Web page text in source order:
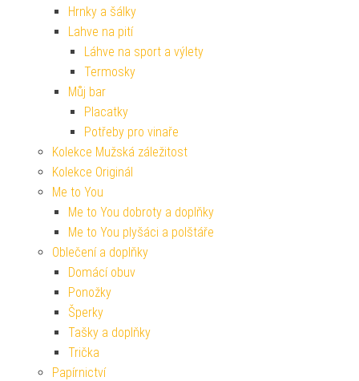
Hrnky a šálky
Lahve na pití
Láhve na sport a výlety
Termosky
Můj bar
Placatky
Potřeby pro vinaře
Kolekce Mužská záležitost
Kolekce Originál
Me to You
Me to You dobroty a doplňky
Me to You plyšáci a polštáře
Oblečení a doplňky
Domácí obuv
Ponožky
Šperky
Tašky a doplňky
Trička
Papírnictví